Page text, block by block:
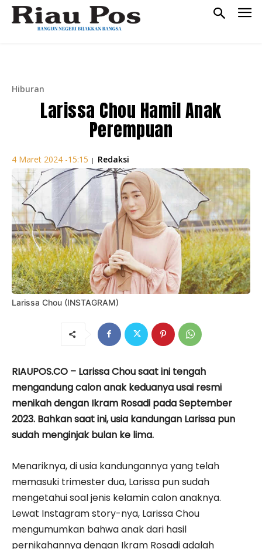
Hiburan
Larissa Chou Hamil Anak
Perempuan
4 Maret 2024 -15:15 | Redaksi
Larissa Chou (INSTAGRAM)
RIAUPOS.CO – Larissa Chou saat ini tengah
mengandung calon anak keduanya usai resmi
menikah dengan Ikram Rosadi pada September
2023. Bahkan saat ini, usia kandungan Larissa pun
sudah menginjak bulan ke lima.
Menariknya, di usia kandungannya yang telah
memasuki trimester dua, Larissa pun sudah
mengetahui soal jenis kelamin calon anaknya.
Lewat Instagram story-nya, Larissa Chou
mengumumkan bahwa anak dari hasil
pernikahannya dengan Ikram Rosadi adalah